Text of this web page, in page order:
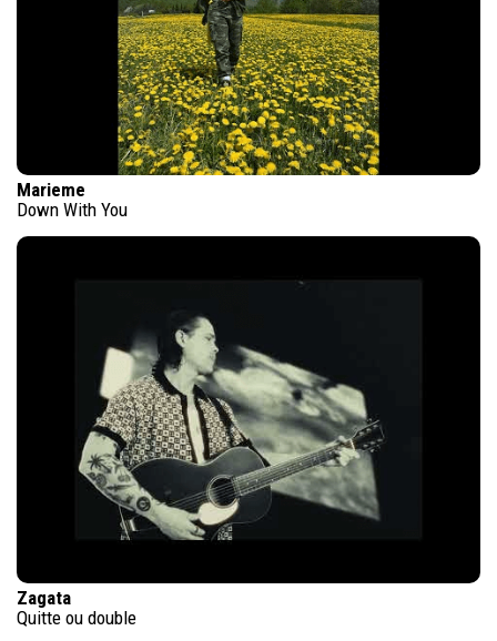
Marieme
Down With You
Zagata
Quitte ou double